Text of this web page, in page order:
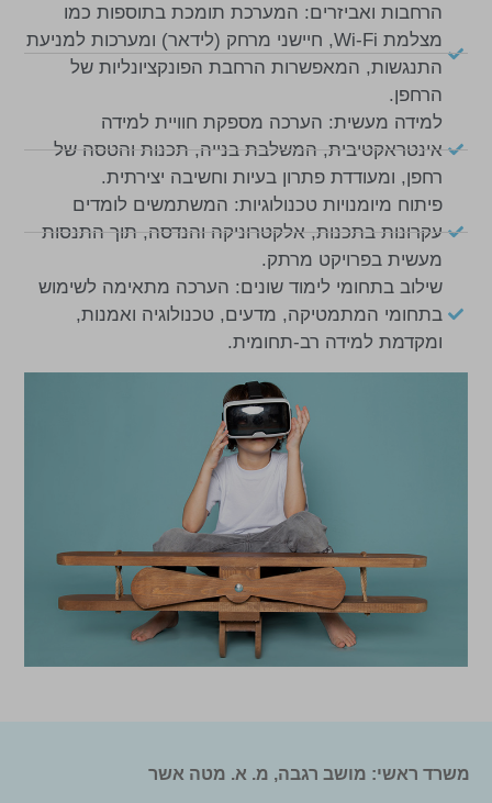
הרחבות ואביזרים: המערכת תומכת בתוספות כמו
מצלמת Wi-Fi, חיישני מרחק (לידאר) ומערכות למניעת
התנגשות, המאפשרות הרחבת הפונקציונליות של
הרחפן.
למידה מעשית: הערכה מספקת חוויית למידה
אינטראקטיבית, המשלבת בנייה, תכנות והטסה של
רחפן, ומעודדת פתרון בעיות וחשיבה יצירתית.
פיתוח מיומנויות טכנולוגיות: המשתמשים לומדים
עקרונות בתכנות, אלקטרוניקה והנדסה, תוך התנסות
מעשית בפרויקט מרתק.
שילוב בתחומי לימוד שונים: הערכה מתאימה לשימוש
בתחומי המתמטיקה, מדעים, טכנולוגיה ואמנות,
ומקדמת למידה רב-תחומית.
משרד ראשי: מושב רגבה, מ. א. מטה אשר